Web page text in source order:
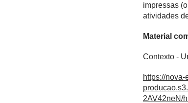
impressas
atividades
Material
Contexto -
https://nova-
2AV42neN/